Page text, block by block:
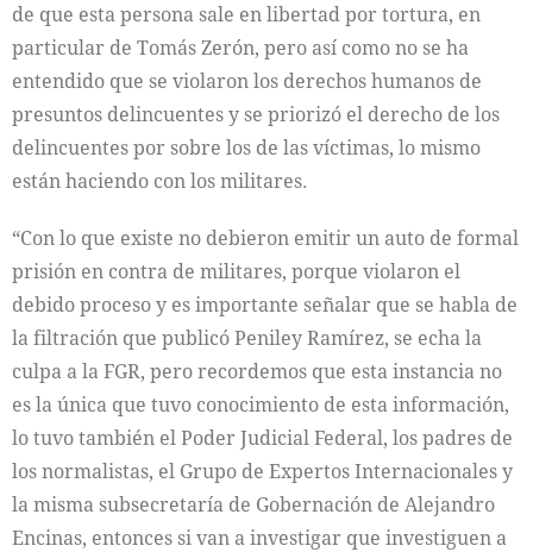
de que esta persona sale en libertad por tortura, en
particular de Tomás Zerón, pero así como no se ha
entendido que se violaron los derechos humanos de
presuntos delincuentes y se priorizó el derecho de los
delincuentes por sobre los de las víctimas, lo mismo
están haciendo con los militares.
“Con lo que existe no debieron emitir un auto de formal
prisión en contra de militares, porque violaron el
debido proceso y es importante señalar que se habla de
la filtración que publicó Peniley Ramírez, se echa la
culpa a la FGR, pero recordemos que esta instancia no
es la única que tuvo conocimiento de esta información,
lo tuvo también el Poder Judicial Federal, los padres de
los normalistas, el Grupo de Expertos Internacionales y
la misma subsecretaría de Gobernación de Alejandro
Encinas, entonces si van a investigar que investiguen a